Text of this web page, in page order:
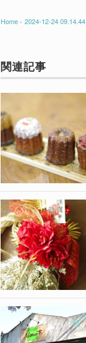
Home › 2024-12-24 09.14.44
関連記事